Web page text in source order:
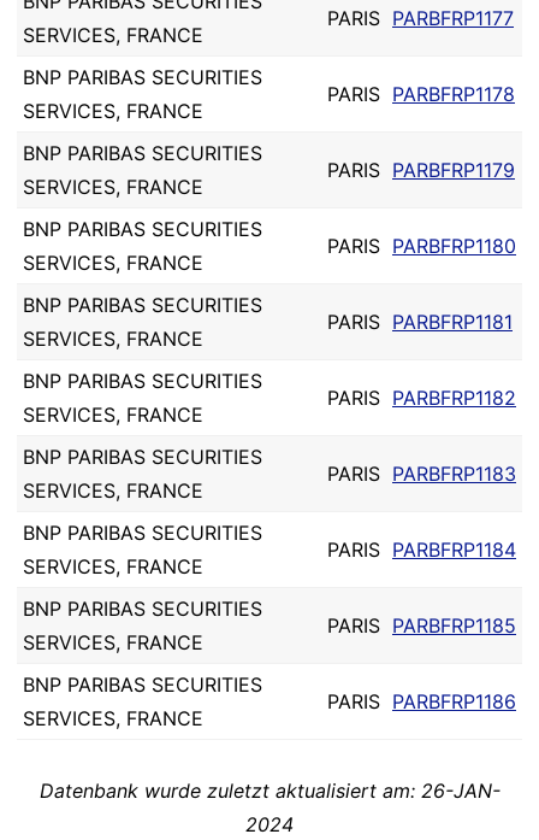
SERVICES, FRANCE
PARIS PARBFRP1177
BNP PARIBAS SECURITIES
SERVICES, FRANCE
PARIS PARBFRP1178
BNP PARIBAS SECURITIES
SERVICES, FRANCE
PARIS PARBFRP1179
BNP PARIBAS SECURITIES
SERVICES, FRANCE
PARIS PARBFRP1180
BNP PARIBAS SECURITIES
SERVICES, FRANCE
PARIS PARBFRP1181
BNP PARIBAS SECURITIES
SERVICES, FRANCE
PARIS PARBFRP1182
BNP PARIBAS SECURITIES
SERVICES, FRANCE
PARIS PARBFRP1183
BNP PARIBAS SECURITIES
SERVICES, FRANCE
PARIS PARBFRP1184
BNP PARIBAS SECURITIES
SERVICES, FRANCE
PARIS PARBFRP1185
BNP PARIBAS SECURITIES
SERVICES, FRANCE
PARIS PARBFRP1186
Datenbank wurde zuletzt aktualisiert am: 26-JAN-
2024